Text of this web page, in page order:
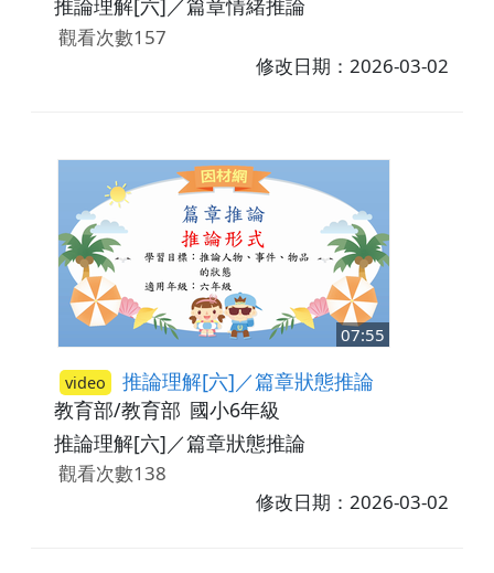
推論理解[六]／篇章情緒推論
觀看次數157
修改日期：2026-03-02
07:55
video 推論理解[六]／篇章狀態推論
教育部/教育部 國小6年級
推論理解[六]／篇章狀態推論
觀看次數138
修改日期：2026-03-02